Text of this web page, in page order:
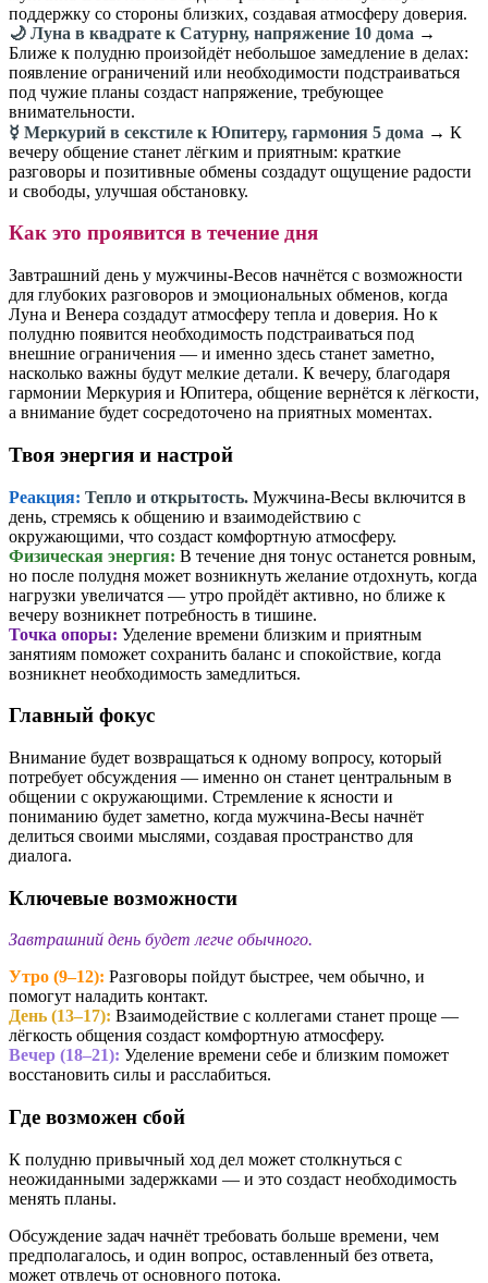
поддержку со стороны близких, создавая атмосферу доверия.
🌙 Луна в квадрате к Сатурну, напряжение 10 дома →
Ближе к полудню произойдёт небольшое замедление в делах:
появление ограничений или необходимости подстраиваться
под чужие планы создаст напряжение, требующее
внимательности.
☿️ Меркурий в секстиле к Юпитеру, гармония 5 дома → К
вечеру общение станет лёгким и приятным: краткие
разговоры и позитивные обмены создадут ощущение радости
и свободы, улучшая обстановку.
Как это проявится в течение дня
Завтрашний день у мужчины-Весов начнётся с возможности
для глубоких разговоров и эмоциональных обменов, когда
Луна и Венера создадут атмосферу тепла и доверия. Но к
полудню появится необходимость подстраиваться под
внешние ограничения — и именно здесь станет заметно,
насколько важны будут мелкие детали. К вечеру, благодаря
гармонии Меркурия и Юпитера, общение вернётся к лёгкости,
а внимание будет сосредоточено на приятных моментах.
Твоя энергия и настрой
Реакция: Тепло и открытость. Мужчина-Весы включится в
день, стремясь к общению и взаимодействию с
окружающими, что создаст комфортную атмосферу.
Физическая энергия: В течение дня тонус останется ровным,
но после полудня может возникнуть желание отдохнуть, когда
нагрузки увеличатся — утро пройдёт активно, но ближе к
вечеру возникнет потребность в тишине.
Точка опоры: Уделение времени близким и приятным
занятиям поможет сохранить баланс и спокойствие, когда
возникнет необходимость замедлиться.
Главный фокус
Внимание будет возвращаться к одному вопросу, который
потребует обсуждения — именно он станет центральным в
общении с окружающими. Стремление к ясности и
пониманию будет заметно, когда мужчина-Весы начнёт
делиться своими мыслями, создавая пространство для
диалога.
Ключевые возможности
Завтрашний день будет легче обычного.
Утро (9–12): Разговоры пойдут быстрее, чем обычно, и
помогут наладить контакт.
День (13–17): Взаимодействие с коллегами станет проще —
лёгкость общения создаст комфортную атмосферу.
Вечер (18–21): Уделение времени себе и близким поможет
восстановить силы и расслабиться.
Где возможен сбой
К полудню привычный ход дел может столкнуться с
неожиданными задержками — и это создаст необходимость
менять планы.
Обсуждение задач начнёт требовать больше времени, чем
предполагалось, и один вопрос, оставленный без ответа,
может отвлечь от основного потока.